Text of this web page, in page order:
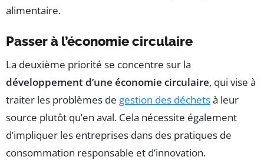
alimentaire.
Passer à l’économie circulaire
La deuxième priorité se concentre sur la
développement d’une économie circulaire, qui vise à
traiter les problèmes de gestion des déchetsà leur
source plutôt qu’en aval. Cela nécessite également
d’impliquer les entreprises dans des pratiques de
consommation responsable et d’innovation.